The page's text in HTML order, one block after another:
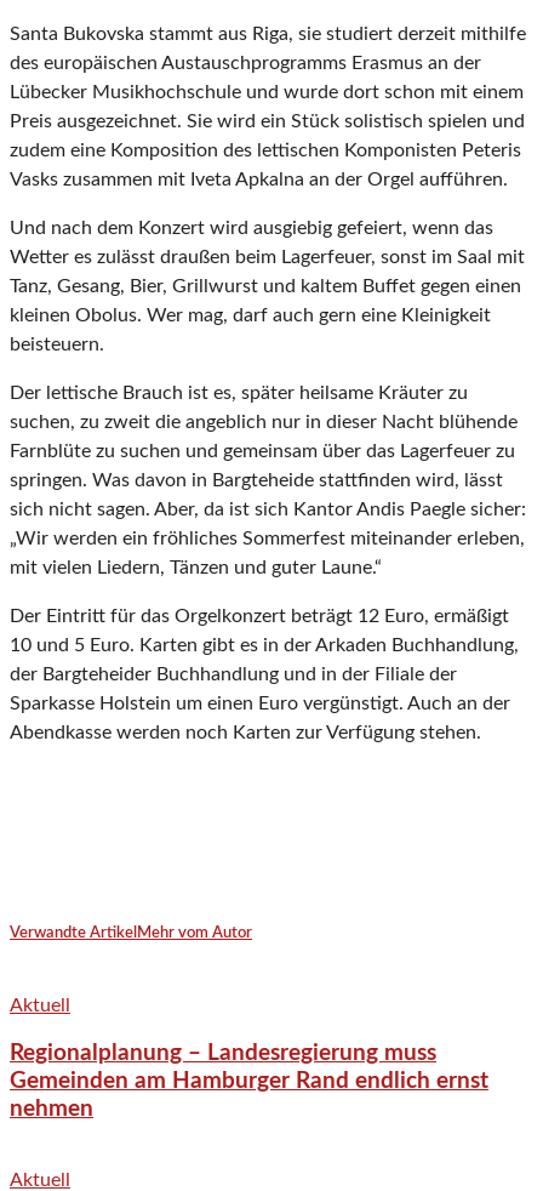
Santa Bukovska stammt aus Riga, sie studiert derzeit mithilfe
des europäischen Austauschprogramms Erasmus an der
Lübecker Musikhochschule und wurde dort schon mit einem
Preis ausgezeichnet. Sie wird ein Stück solistisch spielen und
zudem eine Komposition des lettischen Komponisten Peteris
Vasks zusammen mit Iveta Apkalna an der Orgel aufführen.
Und nach dem Konzert wird ausgiebig gefeiert, wenn das
Wetter es zulässt draußen beim Lagerfeuer, sonst im Saal mit
Tanz, Gesang, Bier, Grillwurst und kaltem Buffet gegen einen
kleinen Obolus. Wer mag, darf auch gern eine Kleinigkeit
beisteuern.
Der lettische Brauch ist es, später heilsame Kräuter zu
suchen, zu zweit die angeblich nur in dieser Nacht blühende
Farnblüte zu suchen und gemeinsam über das Lagerfeuer zu
springen. Was davon in Bargteheide stattfinden wird, lässt
sich nicht sagen. Aber, da ist sich Kantor Andis Paegle sicher:
„Wir werden ein fröhliches Sommerfest miteinander erleben,
mit vielen Liedern, Tänzen und guter Laune.“
Der Eintritt für das Orgelkonzert beträgt 12 Euro, ermäßigt
10 und 5 Euro. Karten gibt es in der Arkaden Buchhandlung,
der Bargteheider Buchhandlung und in der Filiale der
Sparkasse Holstein um einen Euro vergünstigt. Auch an der
Abendkasse werden noch Karten zur Verfügung stehen.
Verwandte Artikel Mehr vom Autor
Aktuell
Regionalplanung – Landesregierung muss
Gemeinden am Hamburger Rand endlich ernst
nehmen
Aktuell